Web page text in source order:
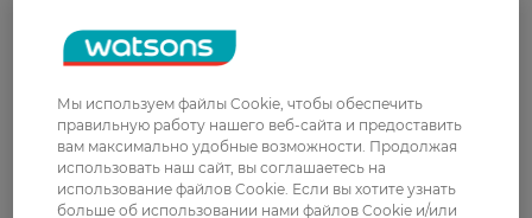
3 ноября, 2021
проблемной кожи лица!
Соответствует заявленным
Олена
29 октября, 2021
Отлично очищает, сужает поры
Мы используем файлы Cookie, чтобы обеспечить
правильную работу нашего веб-сайта и предоставить
вам максимально удобные возможности. Продолжая
использовать наш сайт, вы соглашаетесь на
использование файлов Cookie. Если вы хотите узнать
больше об использовании нами файлов Cookie и/или